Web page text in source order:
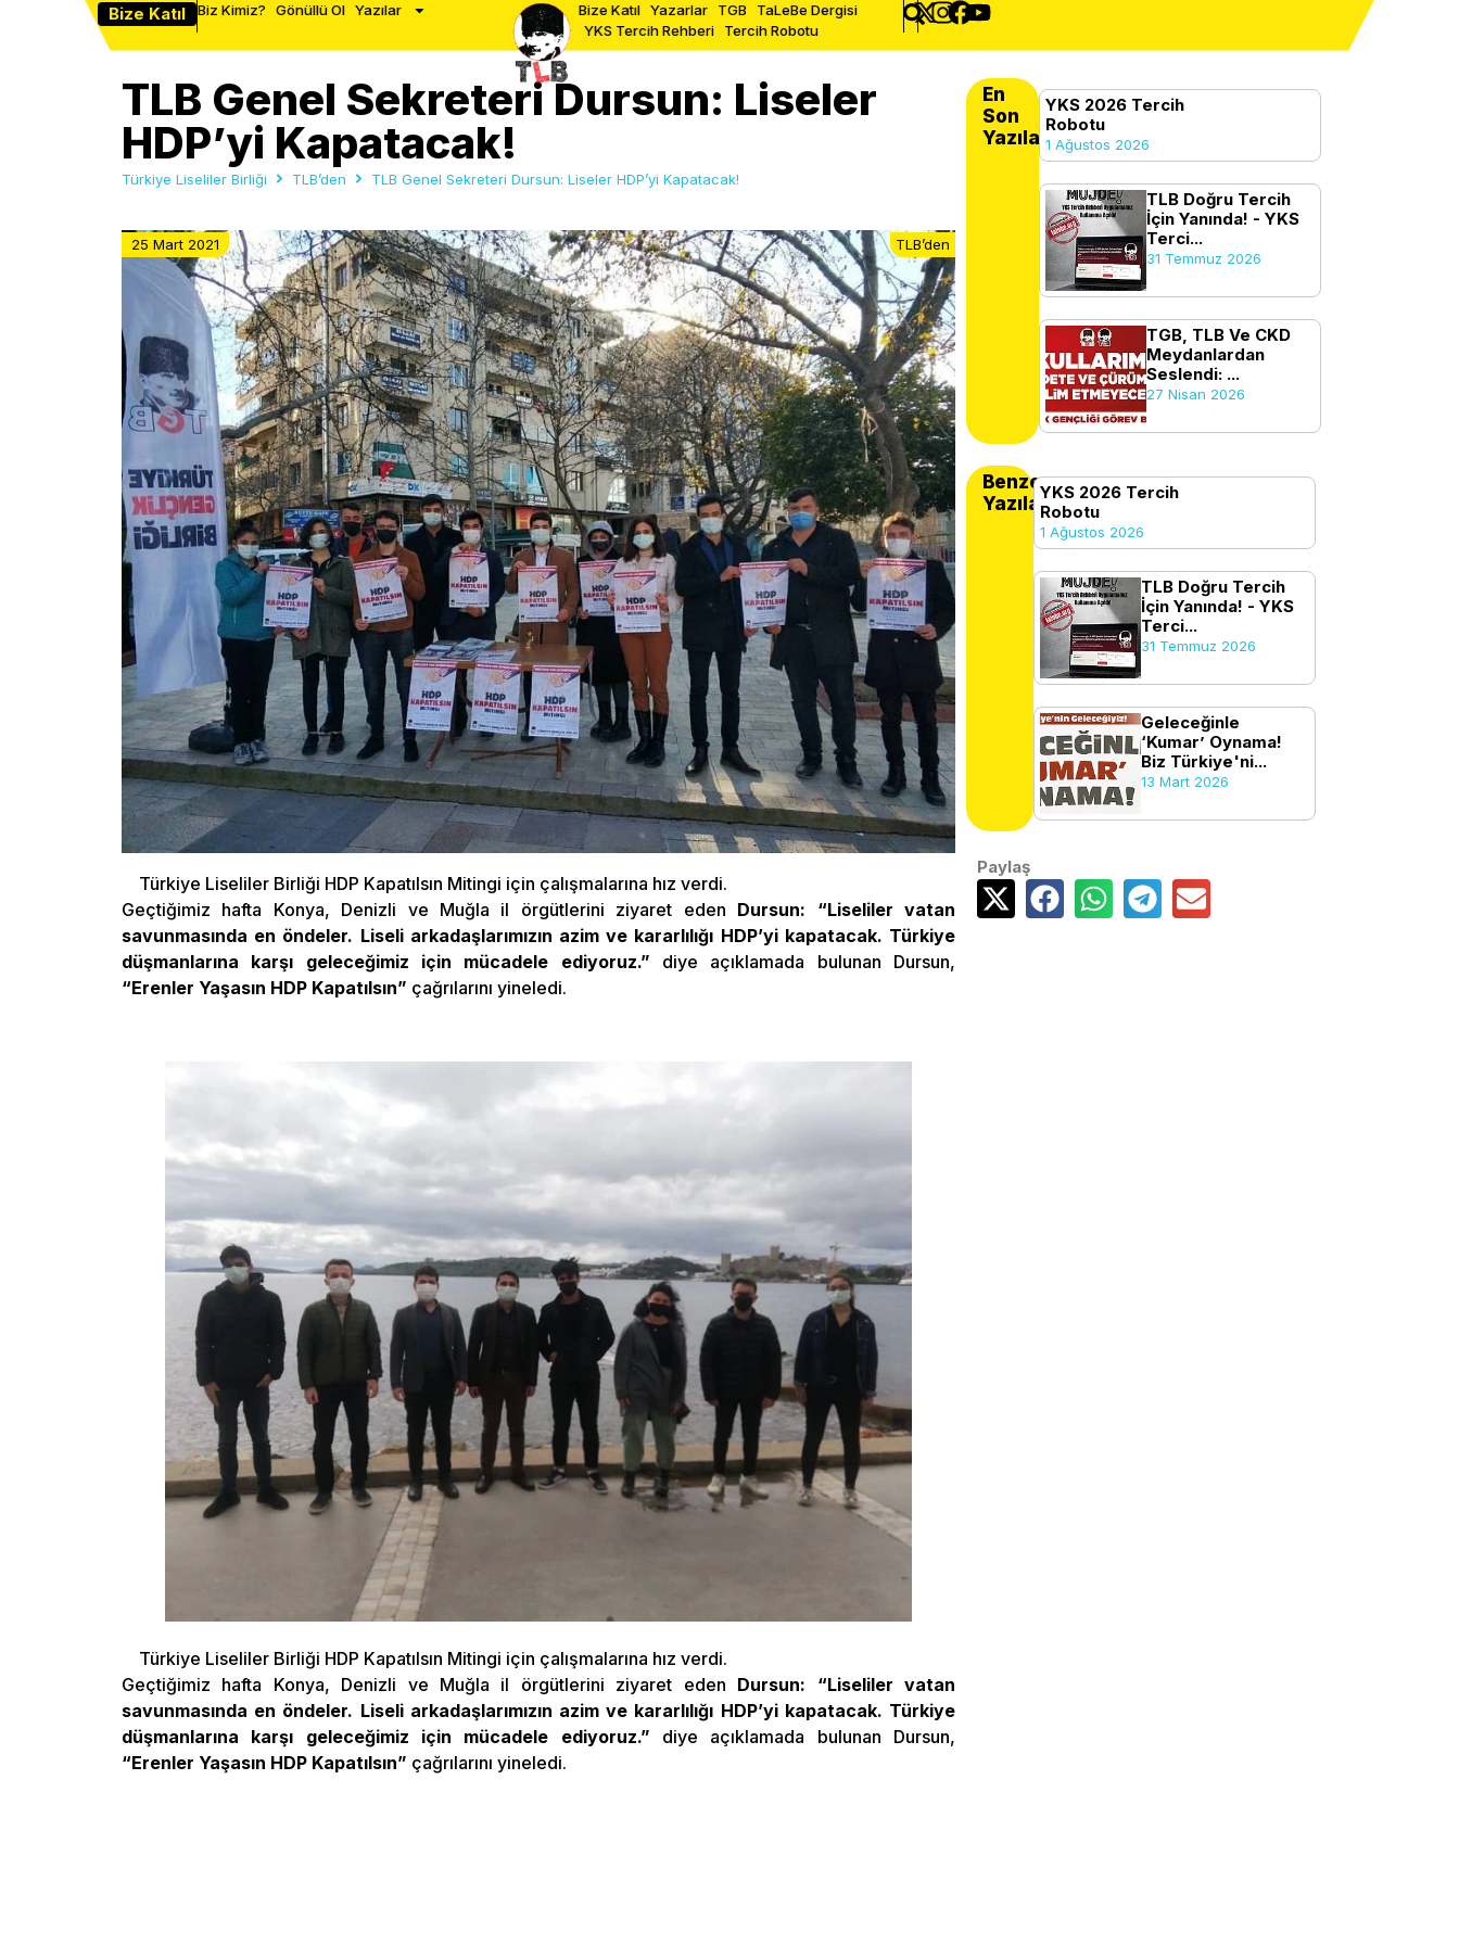
Bize Katıl Biz Kimiz? Gönüllü Ol Yazılar Bize Katıl Yazarlar TGB TaLeBe Dergisi
YKS Tercih Rehberi Tercih Robotu
TLB Genel Sekreteri Dursun: Liseler
HDP’yi Kapatacak!
Türkiye Liseliler Birliği TLB’den TLB Genel Sekreteri Dursun: Liseler HDP’yi Kapatacak!
25 Mart 2021 TLB’den
Türkiye Liseliler Birliği HDP Kapatılsın Mitingi için çalışmalarına hız verdi.
Geçtiğimiz hafta Konya, Denizli ve Muğla il örgütlerini ziyaret eden Dursun: “Liseliler vatan
savunmasında en öndeler. Liseli arkadaşlarımızın azim ve kararlılığı HDP’yi kapatacak. Türkiye
düşmanlarına karşı geleceğimiz için mücadele ediyoruz.” diye açıklamada bulunan Dursun,
“Erenler Yaşasın HDP Kapatılsın” çağrılarını yineledi.
Türkiye Liseliler Birliği HDP Kapatılsın Mitingi için çalışmalarına hız verdi.
Geçtiğimiz hafta Konya, Denizli ve Muğla il örgütlerini ziyaret eden Dursun: “Liseliler vatan
savunmasında en öndeler. Liseli arkadaşlarımızın azim ve kararlılığı HDP’yi kapatacak. Türkiye
düşmanlarına karşı geleceğimiz için mücadele ediyoruz.” diye açıklamada bulunan Dursun,
“Erenler Yaşasın HDP Kapatılsın” çağrılarını yineledi.
En
Son
Yazılanlar
YKS 2026 Tercih
Robotu
1 Ağustos 2026
TLB Doğru Tercih
İçin Yanında! - YKS
Terci...
31 Temmuz 2026
TGB, TLB Ve CKD
Meydanlardan
Seslendi: ...
27 Nisan 2026
Benzer
Yazılar
YKS 2026 Tercih
Robotu
1 Ağustos 2026
TLB Doğru Tercih
İçin Yanında! - YKS
Terci...
31 Temmuz 2026
Geleceğinle
‘Kumar’ Oynama!
Biz Türkiye'ni...
13 Mart 2026
Paylaş